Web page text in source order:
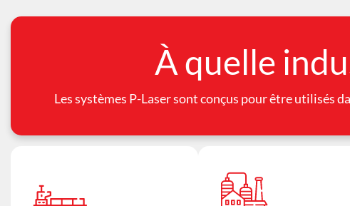
À quelle
Les systèmes P-Lasersont conçus pour être utilisés